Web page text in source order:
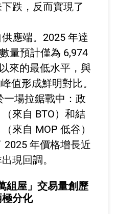
跌，反而實現了
應端。2025 年達
量預計僅為 6,974
來的最低水平，與
值形成鮮明對比。
一場拉鋸戰中：政
來自 BTO）和結
來自 MOP 低谷）
2025 年價格增長近
現回調。
組屋」交易量創歷
分化